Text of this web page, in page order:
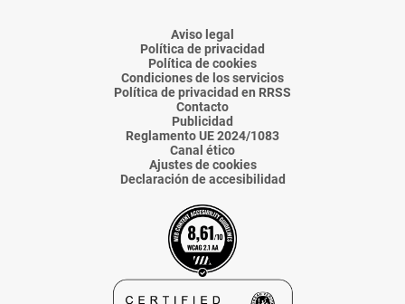
AlmeríaAlmeríaAlmería
Almería
Aviso legal
Política de privacidad
Política de cookies
Condiciones de los servicios
Política de privacidad en RRSS
Contacto
Publicidad
Reglamento UE 2024/1083
Canal ético
Ajustes de cookies
Declaración de accesibilidad